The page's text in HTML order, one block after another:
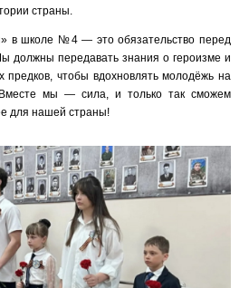
страны.
в школе №4 — это обязательство перед
должны передавать знания о героизме и
предков, чтобы вдохновлять молодёжь на
мы — сила, и только так сможем
для нашей страны!